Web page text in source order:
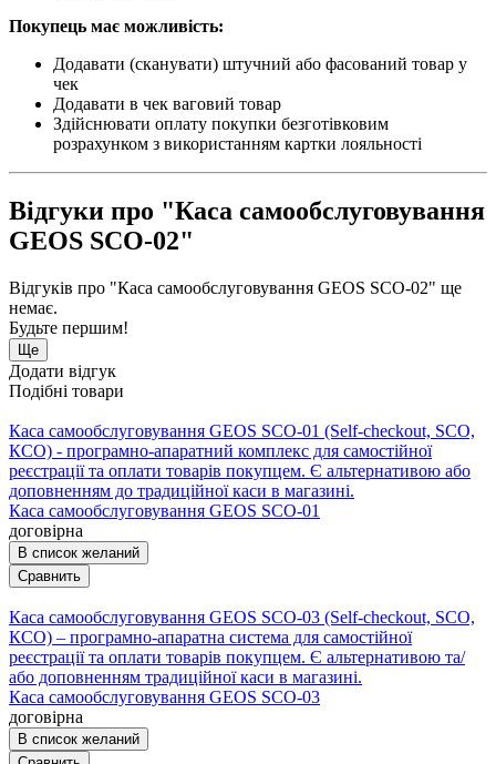
Покупець має можливість:
Додавати (сканувати) штучний або фасований товар у
чек
Додавати в чек ваговий товар
Здійснювати оплату покупки безготівковим
розрахунком з використанням картки лояльності
Відгуки про "Каса самообслуговування
GEOS SCO-02"
Відгуків про "Каса самообслуговування GEOS SCO-02" ще
немає.
Будьте першим!
Ще
Додати відгук
Подібні товари
Каса самообслуговування GEOS SCO-01 (Self-checkout, SCO,
КСО) - програмно-апаратний комплекс для самостійної
реєстрації та оплати товарів покупцем. Є альтернативою або
доповненням до традиційної каси в магазині.
Каса самообслуговування GEOS SCO-01
договірна
В список желаний
Сравнить
Каса самообслуговування GEOS SCO-03 (Self-checkout, SCO,
КСО) – програмно-апаратна система для самостійної
реєстрації та оплати товарів покупцем. Є альтернативою та/
або доповненням традиційної каси в магазині.
Каса самообслуговування GEOS SCO-03
договірна
В список желаний